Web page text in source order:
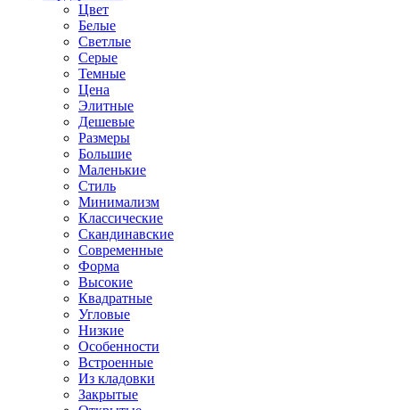
Цвет
Белые
Светлые
Серые
Темные
Цена
Элитные
Дешевые
Размеры
Большие
Маленькие
Стиль
Минимализм
Классические
Скандинавские
Современные
Форма
Высокие
Квадратные
Угловые
Низкие
Особенности
Встроенные
Из кладовки
Закрытые